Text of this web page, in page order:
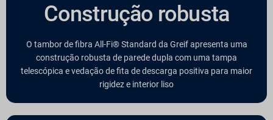
Construção robusta
O tambor de fibra All-Fi® Standard da Greif apresenta uma
construção robusta de parede dupla com uma tampa
telescópica e vedação de fita de descarga positiva para maior
rigidez e interior liso